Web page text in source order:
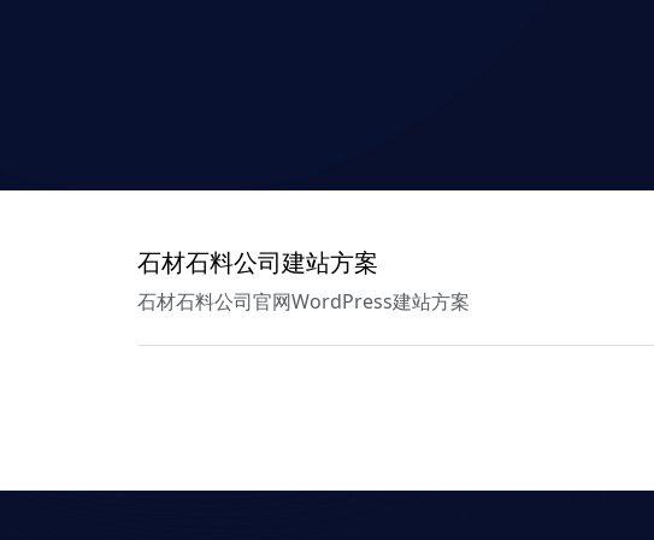
石材石料公司建站方案
石材石料公司官网WordPress建站方案